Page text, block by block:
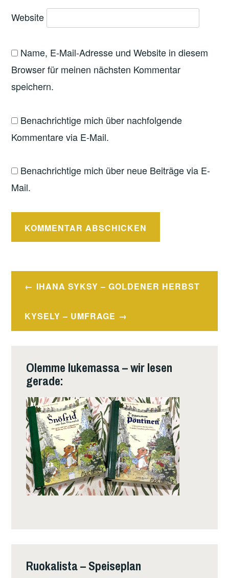
Website
Name, E-Mail-Adresse und Website in diesem
Browser für meinen nächsten Kommentar
speichern.
Benachrichtige mich über nachfolgende
Kommentare via E-Mail.
Benachrichtige mich über neue Beiträge via E-
Mail.
Beitragsnavigation
IHANA SYKSY – GOLDENER HERBST
KYSELY – UMFRAGE
Olemme lukemassa – wir lesen
gerade:
Ruokalista – Speiseplan